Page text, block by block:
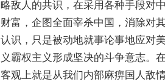
略敌人的共识，在采用各种手段对
财富，企图全面宰杀中国，消除对
认识，只是被动地就事论事地应对
义霸权主义形成坚决的斗争意志。
客观上就是从我们内部麻痹国人敌